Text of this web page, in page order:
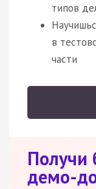
типов
в
части
Получи
демо-